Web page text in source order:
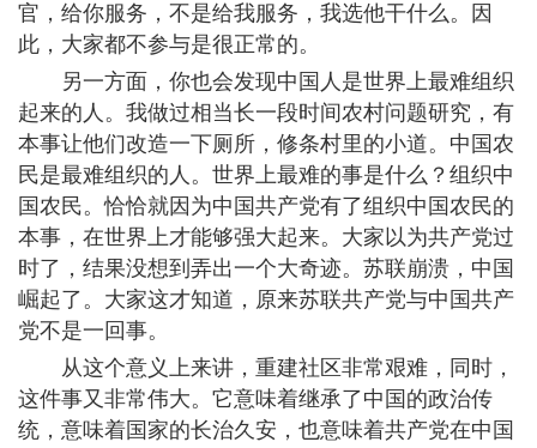
官，给你服务，不是给我服务，我选他干什么。因
此，大家都不参与是很正常的。
另一方面，你也会发现中国人是世界上最难组织
起来的人。我做过相当长一段时间农村问题研究，有
本事让他们改造一下厕所，修条村里的小道。中国农
民是最难组织的人。世界上最难的事是什么？组织中
国农民。恰恰就因为中国共产党有了组织中国农民的
本事，在世界上才能够强大起来。大家以为共产党过
时了，结果没想到弄出一个大奇迹。苏联崩溃，中国
崛起了。大家这才知道，原来苏联共产党与中国共产
党不是一回事。
从这个意义上来讲，重建社区非常艰难，同时，
这件事又非常伟大。它意味着继承了中国的政治传
统，意味着国家的长治久安，也意味着共产党在中国